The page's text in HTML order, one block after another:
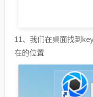
11、我们在桌面找到
在的位置